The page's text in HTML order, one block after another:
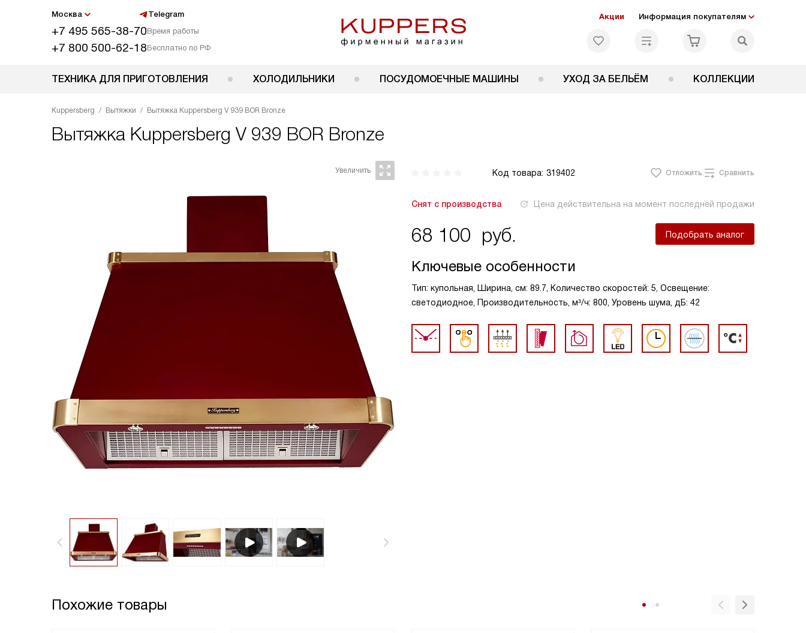
Москва Telegram
+7 495 565-38-70Время работы
+7 800 500-62-18Бесплатно по РФ
Акции Информация покупателям
ТЕХНИКА ДЛЯ ПРИГОТОВЛЕНИЯ ХОЛОДИЛЬНИКИ ПОСУДОМОЕЧНЫЕ МАШИНЫ УХОД ЗА БЕЛЬЁМ КОЛЛЕКЦИИ
Kuppersberg Вытяжки Вытяжка Kuppersberg V 939 BOR Bronze
Вытяжка Kuppersberg V 939 BOR Bronze
Код товара: 319402 Отложить Сравнить
Снят с производства Цена действительна на момент последней продажи
68 100 руб. Подобрать аналог
Ключевые особенности
Тип: купольная, Ширина, см: 89.7, Количество скоростей: 5, Освещение:
светодиодное, Производительность, м³/ч: 800, Уровень шума, дБ: 42
Похожие товары